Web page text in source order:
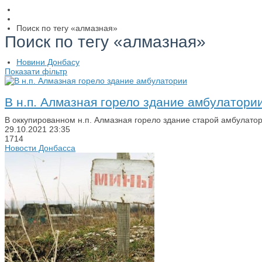
Поиск по тегу «алмазная»
Поиск по тегу «алмазная»
Новини Донбасу
Показати фільтр
В н.п. Алмазная горело здание
В оккупированном н.п. Алмазная горело здание старой
29.10.2021 23:35
1714
Новости Донбасса